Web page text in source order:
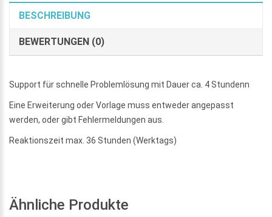
BESCHREIBUNG
BEWERTUNGEN (0)
Support für schnelle Problemlösung mit Dauer ca. 4 Stundenn
Eine Erweiterung oder Vorlage muss entweder angepasst
werden, oder gibt Fehlermeldungen aus.
Reaktionszeit max. 36 Stunden (Werktags)
Ähnliche Produkte